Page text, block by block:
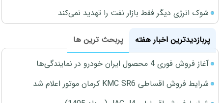
شوک انرژی دیگر فقط بازار نفت را تهدید نمی‌کند
پربازدیدترین اخبار هفته
پربحث ترین ها
آغاز فروش فوری 4 محصول ایران خودرو در نمایندگی‌ها
شرایط فروش اقساطی KMC SR6 کرمان موتور اعلام شد